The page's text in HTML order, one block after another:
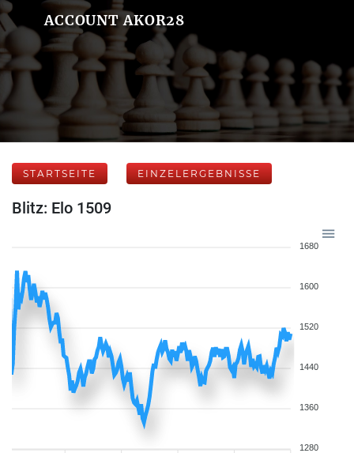
ACCOUNT AKOR28
STARTSEITE EINZELERGEBNISSE
Blitz: Elo 1509
1680
1600
1520
1440
1360
1280